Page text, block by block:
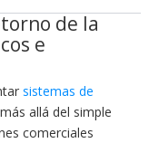
de la
e
sistemas de
allá del simple
comerciales